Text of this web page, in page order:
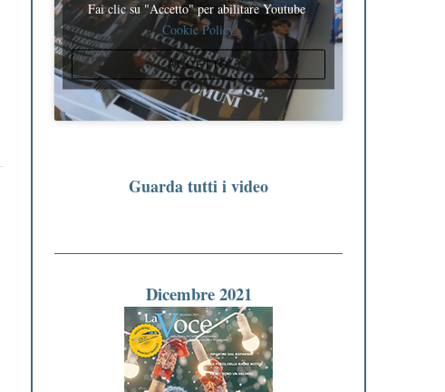
Fai clic su "Accetto" per abilitare Youtube
Cookie Policy
ACCETTO
Guarda tutti i video
Dicembre 2021